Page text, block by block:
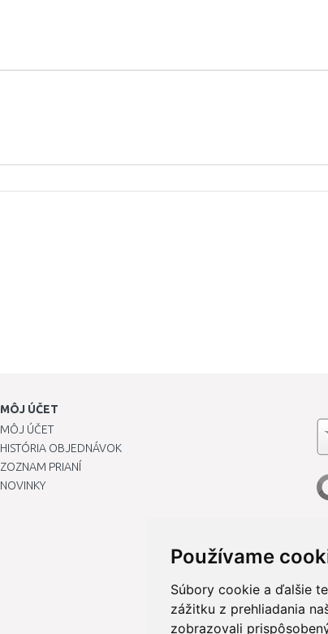
Používame
Súbory cookie a ďalšie
zážitku z prehliadania
zobrazovali
MÔJ ÚČET
MÔJ ÚČET
HISTÓRIA OBJEDNÁVOK
ZOZNAM PRIANÍ
NOVINKY